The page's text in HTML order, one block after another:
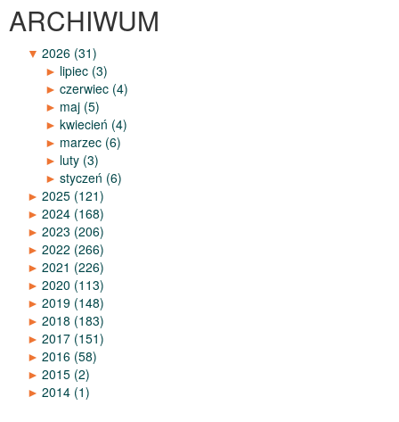
ARCHIWUM
▼ 2026 (31)
► lipiec (3)
► czerwiec (4)
► maj (5)
► kwiecień (4)
► marzec (6)
► luty (3)
► styczeń (6)
► 2025 (121)
► 2024 (168)
► 2023 (206)
► 2022 (266)
► 2021 (226)
► 2020 (113)
► 2019 (148)
► 2018 (183)
► 2017 (151)
► 2016 (58)
► 2015 (2)
► 2014 (1)